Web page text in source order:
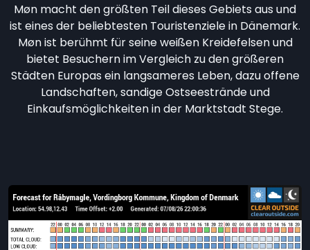
Møn macht den größten Teil dieses Gebiets aus und
ist eines der beliebtesten Touristenziele in Dänemark.
Møn ist berühmt für seine weißen Kreidefelsen und
bietet Besuchern im Vergleich zu den größeren
Städten Europas ein langsameres Leben, dazu offene
Landschaften, sandige Ostseestrände und
Einkaufsmöglichkeiten in der Marktstadt Stege.